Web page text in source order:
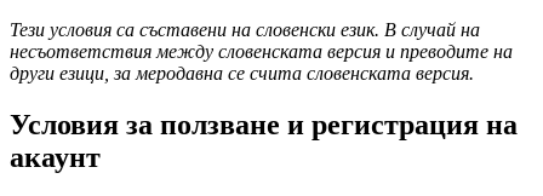
Тези условия са съставени на словенски език. В случай на
несъответствия между словенската версия и преводите на
други езици, за меродавна се счита словенската версия.
Условия за ползване и регистрация на
акаунт